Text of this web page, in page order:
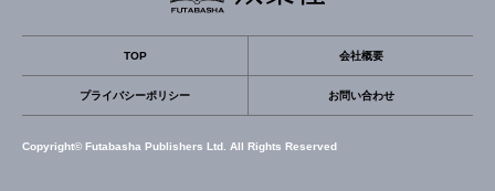
TOP 会社概要
プライバシーポリシー お問い合わせ
Copyright© Futabasha Publishers Ltd. All Rights Reserved